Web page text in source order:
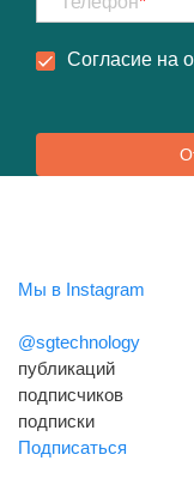
Согласие на
Мы в Instagram
@sgtechnology
публикаций
подписчиков
подписки
Подписаться